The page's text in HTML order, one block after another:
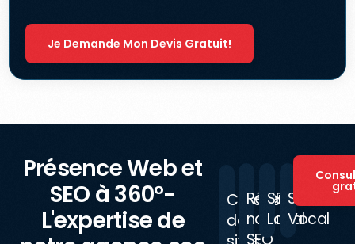
Je Demande Mon Devis Gratuit!
Présence Web et
SEO à 360°-
L'expertise de
Création
de naturel
SEO
SEO
Local
Notre
SEO
Vocal